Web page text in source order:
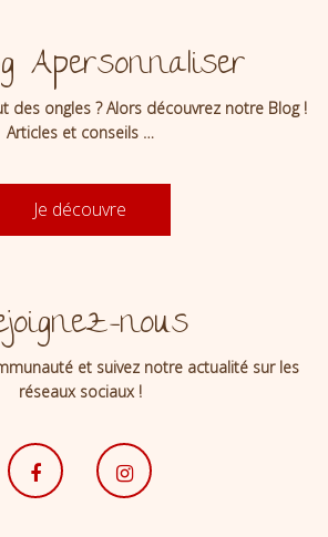
Apersonnaliser
des ongles ? Alors découvrez notre Blog !
Articles et conseils …
Je découvre
nous
et suivez notre actualité sur les
réseaux sociaux !